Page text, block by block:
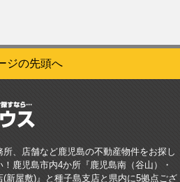
ジの先頭へ
、店舗など鹿児島の不動産物件をお探し
鹿児島市内4か所『鹿児島南（谷山）・
新屋敷)』と種子島支店と県内に5拠点ござ